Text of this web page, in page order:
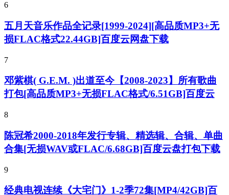
6
五月天音乐作品全记录[1999-2024][高品质MP3+无
损FLAC格式22.44GB]百度云网盘下载
7
邓紫棋( G.E.M. )出道至今【2008-2023】所有歌曲
打包[高品质MP3+无损FLAC格式/6.51GB]百度云
8
陈冠希2000-2018年发行专辑、精选辑、合辑、单曲
合集[无损WAV或FLAC/6.68GB]百度云盘打包下载
9
经典电视连续《大宅门》1-2季72集[MP4/42GB]百